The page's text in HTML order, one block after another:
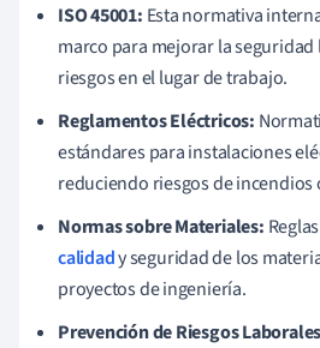
ISO 45001: Esta normativa
marco para mejorar la
riesgos en el lugar de trabajo.
Reglamentos Eléctricos:
estándares para instalaciones
reduciendo riesgos de incendios
Normas sobre Materiales:
calidady seguridad de los
proyectos de ingeniería.
Prevención de Riesgos